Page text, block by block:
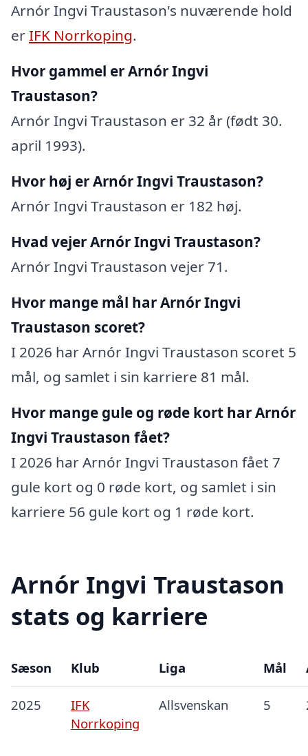
Arnór Ingvi Traustason's nuværende hold
erIFK Norrkoping.
Hvor gammel er Arnór Ingvi
Traustason?
Arnór Ingvi Traustason er 32 år (født 30.
april 1993).
Hvor høj er Arnór Ingvi Traustason?
Arnór Ingvi Traustason er 182 høj.
Hvad vejer Arnór Ingvi Traustason?
Arnór Ingvi Traustason vejer 71.
Hvor mange mål har Arnór Ingvi
Traustason scoret?
I 2026 har Arnór Ingvi Traustason scoret 5
mål, og samlet i sin karriere 81 mål.
Hvor mange gule og røde kort har Arnór
Ingvi Traustason fået?
I 2026 har Arnór Ingvi Traustason fået 7
gule kort og 0 røde kort, og samlet i sin
karriere 56 gule kort og 1 røde kort.
Arnór Ingvi Traustason
stats og karriere
Sæson Klub Liga Mål
2025
IFK
Norrkoping
Allsvenskan 5